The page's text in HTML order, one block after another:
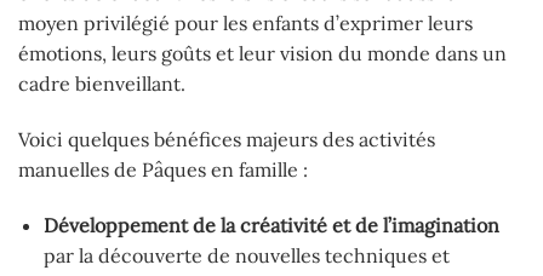
moyen privilégié pour les enfants d’exprimer leurs
émotions, leurs goûts et leur vision du monde dans un
cadre bienveillant.
Voici quelques bénéfices majeurs des activités
manuelles de Pâques en famille :
Développement de la créativité et de l’imagination
par la découverte de nouvelles techniques et